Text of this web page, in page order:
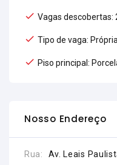
Vagas descobertas:
Tipo de vaga:
Piso principal:
Nosso Endereço
Rua:
Av. Leais